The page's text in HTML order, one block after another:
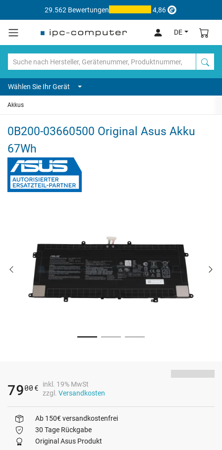
29.562 Bewertungen 4,86
DE
Wählen Sie Ihr Gerät
Akkus
0B200-03660500 Original Asus Akku
67Wh
7900 €
inkl. 19% MwSt
zzgl. Versandkosten
Ab 150€ versandkostenfrei
30 Tage Rückgabe
Original Asus Produkt